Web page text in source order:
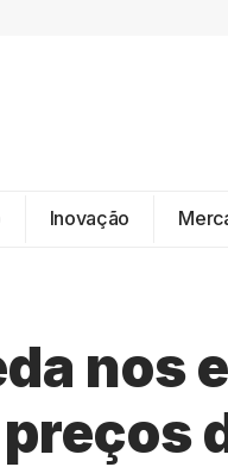
Inovação
nos